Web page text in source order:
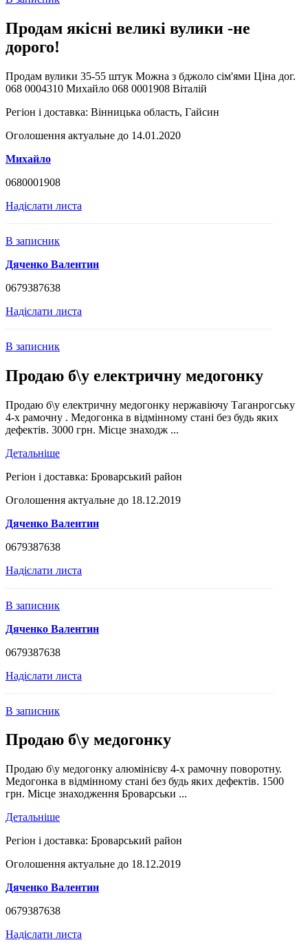
Продам якісні великі вулики -не
дорого!
Продам вулики 35-55 штук Можна з бджоло сім'ями Ціна дог.
068 0004310 Михайло 068 0001908 Віталій
Регіон і доставка: Вінницька область, Гайсин
Оголошення актуальне до 14.01.2020
Михайло
0680001908
Надіслати листа
В записник
Дяченко Валентин
0679387638
Надіслати листа
В записник
Продаю б\у електричну медогонку
Продаю б\у електричну медогонку нержавіючу Таганрогську
4-х рамочну . Медогонка в відмінному стані без будь яких
дефектів. 3000 грн. Місце знаходж ...
Детальніше
Регіон і доставка: Броварський район
Оголошення актуальне до 18.12.2019
Дяченко Валентин
0679387638
Надіслати листа
В записник
Дяченко Валентин
0679387638
Надіслати листа
В записник
Продаю б\у медогонку
Продаю б\у медогонку алюмінієву 4-х рамочну поворотну.
Медогонка в відмінному стані без будь яких дефектів. 1500
грн. Місце знаходження Броварськи ...
Детальніше
Регіон і доставка: Броварський район
Оголошення актуальне до 18.12.2019
Дяченко Валентин
0679387638
Надіслати листа